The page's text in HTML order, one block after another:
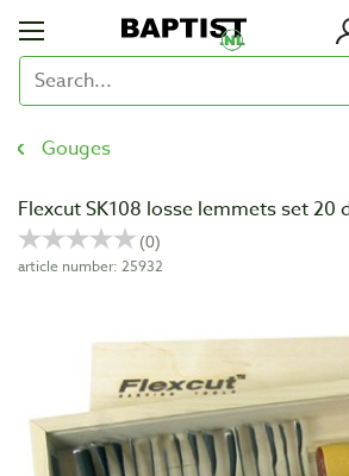
Gouges
Flexcut SK108 losse lemmets set 20
article number: 25932